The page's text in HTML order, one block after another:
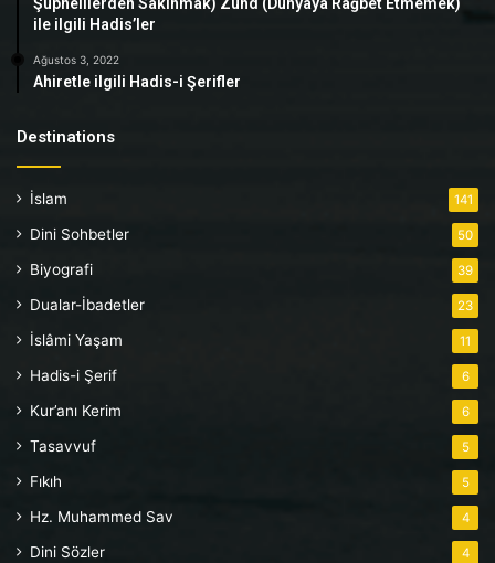
ile ilgili Hadis’ler
Ağustos 3, 2022
Ahiretle ilgili Hadis-i Şerifler
Destinations
İslam 141
Dini Sohbetler 50
Biyografi 39
Dualar-İbadetler 23
İslâmi Yaşam 11
Hadis-i Şerif 6
Kur’anı Kerim 6
Tasavvuf 5
Fıkıh 5
Hz. Muhammed Sav 4
Dini Sözler 4